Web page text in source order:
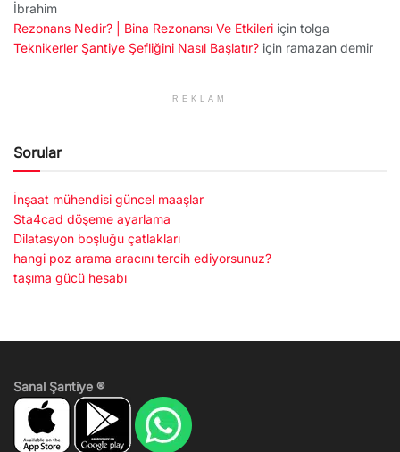
İbrahim
Rezonans Nedir? | Bina Rezonansı Ve Etkileri için tolga
Teknikerler Şantiye Şefliğini Nasıl Başlatır? için ramazan demir
REKLAM
Sorular
İnşaat mühendisi güncel maaşlar
Sta4cad döşeme ayarlama
Dilatasyon boşluğu çatlakları
hangi poz arama aracını tercih ediyorsunuz?
taşıma gücü hesabı
Sanal Şantiye ®